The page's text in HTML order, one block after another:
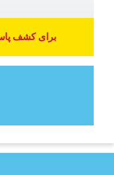
برای کشف